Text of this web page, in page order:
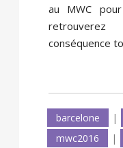
au MWC
conséquence
barcelone |
mwc2016
|